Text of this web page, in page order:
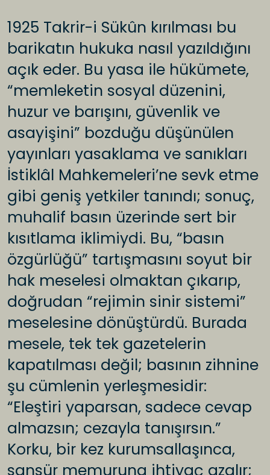
1925 Takrir-i Sükûn kırılması bu
barikatın hukuka nasıl yazıldığını
açık eder. Bu yasa ile hükümete,
“memleketin sosyal düzenini,
huzur ve barışını, güvenlik ve
asayişini” bozduğu düşünülen
yayınları yasaklama ve sanıkları
İstiklâl Mahkemeleri’ne sevk etme
gibi geniş yetkiler tanındı; sonuç,
muhalif basın üzerinde sert bir
kısıtlama iklimiydi. Bu, “basın
özgürlüğü” tartışmasını soyut bir
hak meselesi olmaktan çıkarıp,
doğrudan “rejimin sinir sistemi”
meselesine dönüştürdü. Burada
mesele, tek tek gazetelerin
kapatılması değil; basının zihnine
şu cümlenin yerleşmesidir:
“Eleştiri yaparsan, sadece cevap
almazsın; cezayla tanışırsın.”
Korku, bir kez kurumsallaşınca,
sansür memuruna ihtiyaç azalır;